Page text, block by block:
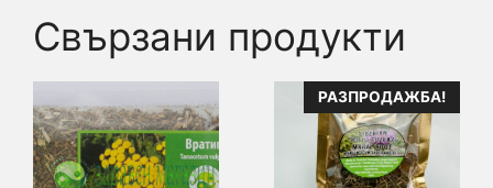
Свързани продукти
РАЗПРОДАЖБА!
product
multiple